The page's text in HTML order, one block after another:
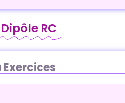
Dipôle RC
Exercices